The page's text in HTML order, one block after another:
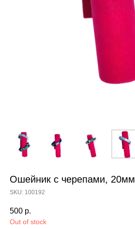
Ошейник с черепами, 20мм
SKU: 100192
500 р.
Out of stock